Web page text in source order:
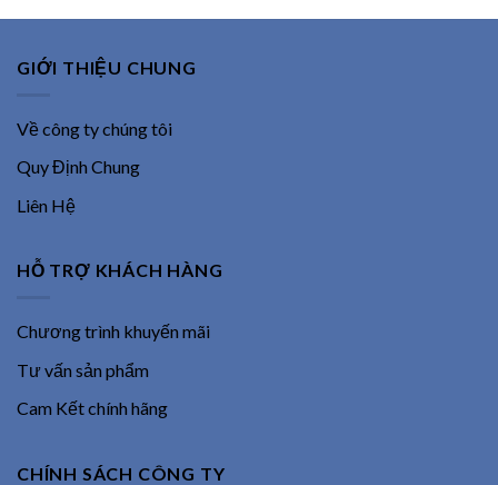
GIỚI THIỆU CHUNG
Về công ty chúng tôi
Quy Định Chung
Liên Hệ
HỖ TRỢ KHÁCH HÀNG
Chương trình khuyến mãi
Tư vấn sản phẩm
Cam Kết chính hãng
CHÍNH SÁCH CÔNG TY